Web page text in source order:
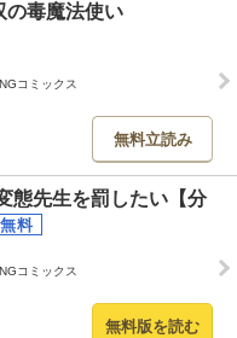
の毒魔法使い
コミックス
無料立読み
先生を罰したい【分
コミックス
無料版を読む